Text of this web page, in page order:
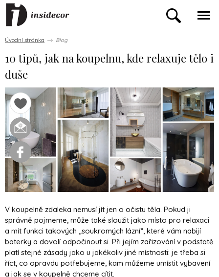
Úvodní stránka Blog
10 tipů, jak na koupelnu, kde relaxuje tělo i
duše
V koupelně zdaleka nemusí jít jen o očistu těla. Pokud ji
správně pojmeme, může také sloužit jako místo pro relaxaci
a mít funkci takových „soukromých lázní“, které vám nabijí
baterky a dovolí odpočinout si. Při jejím zařizování v podstatě
platí stejné zásady jako u jakékoliv jiné místnosti: je třeba si
říct, co opravdu potřebujeme, kam můžeme umístit vybavení
a jak se v koupelně chceme cítit.